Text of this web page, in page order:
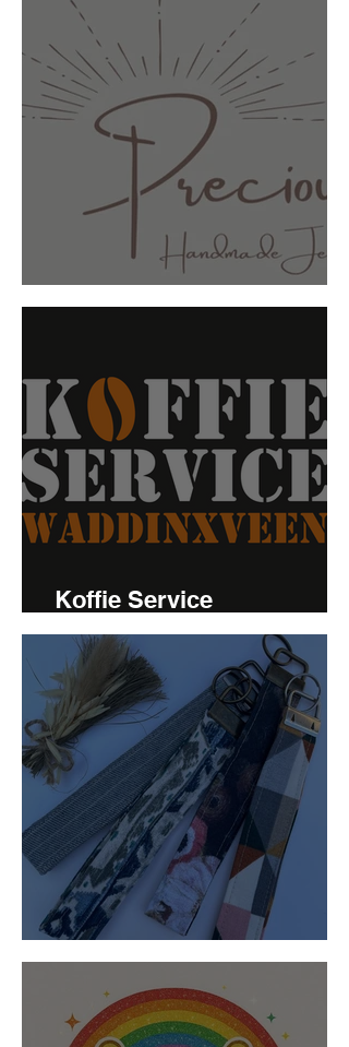
Precious
Koffie Service
Waddinxveen
Franky's kraam